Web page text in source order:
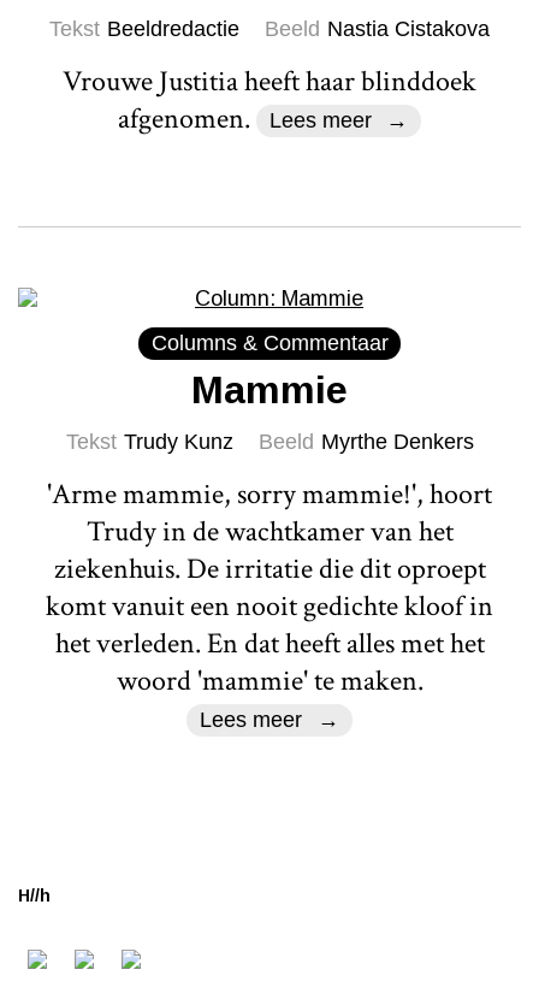
Tekst Beeldredactie Beeld Nastia Cistakova
Vrouwe Justitia heeft haar blinddoek
afgenomen.
Lees meer
Columns & Commentaar
Mammie
Tekst Trudy Kunz Beeld Myrthe Denkers
'Arme mammie, sorry mammie!', hoort
Trudy in de wachtkamer van het
ziekenhuis. De irritatie die dit oproept
komt vanuit een nooit gedichte kloof in
het verleden. En dat heeft alles met het
woord 'mammie' te maken.
Lees meer
H//h